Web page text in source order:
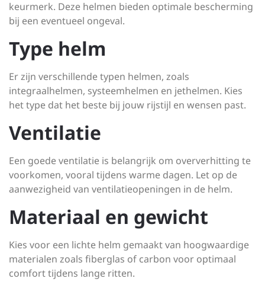
keurmerk. Deze helmen bieden optimale bescherming
bij een eventueel ongeval.
Type helm
Er zijn verschillende typen helmen, zoals
integraalhelmen, systeemhelmen en jethelmen. Kies
het type dat het beste bij jouw rijstijl en wensen past.
Ventilatie
Een goede ventilatie is belangrijk om oververhitting te
voorkomen, vooral tijdens warme dagen. Let op de
aanwezigheid van ventilatieopeningen in de helm.
Materiaal en gewicht
Kies voor een lichte helm gemaakt van hoogwaardige
materialen zoals fiberglas of carbon voor optimaal
comfort tijdens lange ritten.